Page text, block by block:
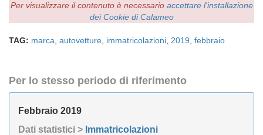
Per visualizzare il contenuto è necessario accettare l'installazione
dei Cookie di Calameo
TAG: marca autovetture immatricolazioni 2019 febbraio
Per lo stesso periodo di riferimento
Febbraio 2019
Dati statistici > Immatricolazioni